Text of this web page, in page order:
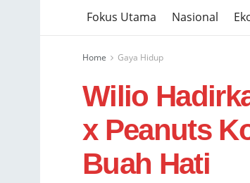
Fokus Utama Nasional
Home Gaya Hidup
Wilio
x Peanuts
Buah Hati